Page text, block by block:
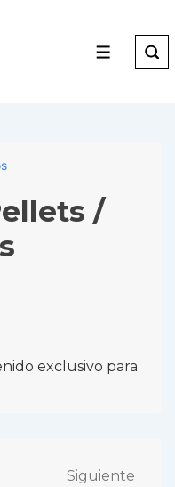
Menu
/
exclusivo para
Siguiente